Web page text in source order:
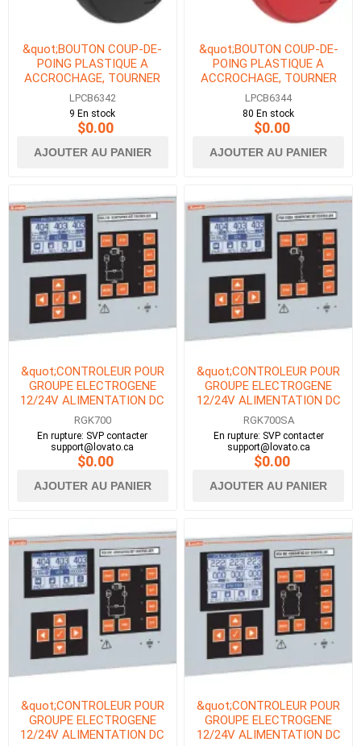
&quot;BOUTON COUP-DE-
POING PLASTIQUE A
ACCROCHAGE, TOURNER
POUR DEVER. 40mm
NOIR&quot;
LPCB6342
9 En stock
$0.00
AJOUTER AU PANIER
&quot;BOUTON COUP-DE-
POING PLASTIQUE A
ACCROCHAGE, TOURNER
POUR DEVER. 40mm
ROUGE&quot;
LPCB6344
80 En stock
$0.00
AJOUTER AU PANIER
&quot;CONTROLEUR POUR
GROUPE ELECTROGENE
12/24V ALIMENTATION DC
AVEC RS232, PORT
CANBUS &amp;
OPTIQUE&quot;
RGK700
En rupture: SVP contacter
support@lovato.ca
$0.00
AJOUTER AU PANIER
&quot;CONTROLEUR POUR
GROUPE ELECTROGENE
12/24V ALIMENTATION DC
AVEC RS232, PORT
CANBUS &amp;
OPTIQUE&quot;
RGK700SA
En rupture: SVP contacter
support@lovato.ca
$0.00
AJOUTER AU PANIER
&quot;CONTROLEUR POUR
GROUPE ELECTROGENE
12/24V ALIMENTATION DC
&quot;CONTROLEUR POUR
GROUPE ELECTROGENE
12/24V ALIMENTATION DC